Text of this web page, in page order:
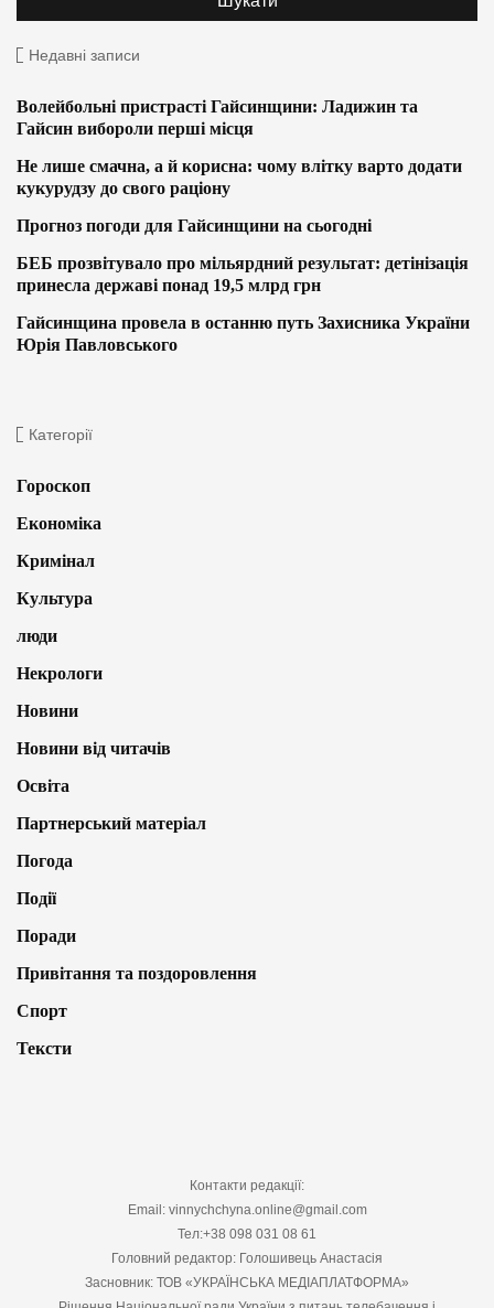
Недавні записи
Волейбольні пристрасті Гайсинщини: Ладижин та
Гайсин вибороли перші місця
Не лише смачна, а й корисна: чому влітку варто додати
кукурудзу до свого раціону
Прогноз погоди для Гайсинщини на сьогодні
БЕБ прозвітувало про мільярдний результат: детінізація
принесла державі понад 19,5 млрд грн
Гайсинщина провела в останню путь Захисника України
Юрія Павловського
Категорії
Гороскоп
Економіка
Кримінал
Культура
люди
Некрологи
Новини
Новини від читачів
Освіта
Партнерський матеріал
Погода
Події
Поради
Привітання та поздоровлення
Спорт
Тексти
Контакти редакції:
Email: vinnychchyna.online@gmail.com
Тел:+38 098 031 08 61
Головний редактор: Голошивець Анастасія
Засновник: ТОВ «УКРАЇНСЬКА МЕДІАПЛАТФОРМА»